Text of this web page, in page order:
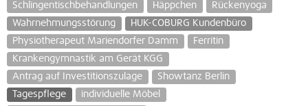
Schlingentischbehandlungen
Häppchen
Rückenyoga
Wahrnehmungsstörung
HUK-COBURG Kundenbüro
Physiotherapeut Mariendorfer Damm
Ferritin
Krankengymnastik am Gerät KGG
Antrag auf Investitionszulage
Showtanz Berlin
Tagespflege
individuelle Möbel